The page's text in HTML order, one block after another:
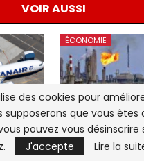
VOIR AUSSI
Rabat-
ÉCONOMIE
L’OPEP+
légèrement
des cookies pour
supposerons que vous êtes
pouvez vous désinscrire
J'accepte Lire la